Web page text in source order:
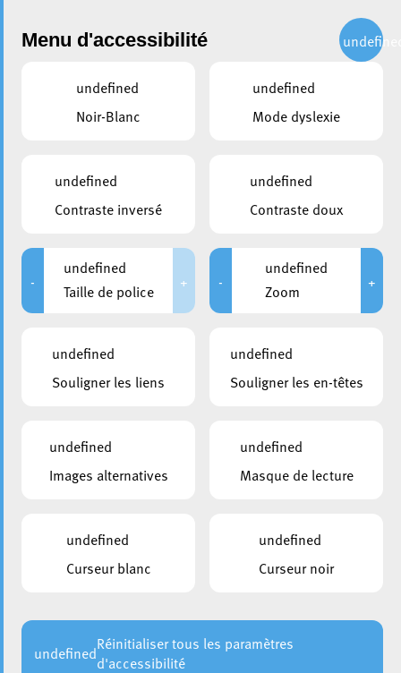
Administration
Hommes
Menu d'accessibilité
undefined
Noir-Blanc
undefined
Mode dyslexie
undefined
Contraste inversé
undefined
Contraste doux
-
undefined
Taille de police
+ -
undefined
Zoom
+
undefined
Souligner les liens
undefined
Souligner les en-têtes
undefined
Images alternatives
undefined
Masque de lecture
undefined
Curseur blanc
undefined
Curseur noir
undefinedRéinitialiser tous les paramètres
d'accessibilité